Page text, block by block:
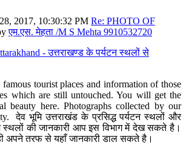
2017, 10:30:32 PM Re: PHOTO OF
एम.एस. मेहता /M S Mehta 9910532720
- उत्तराखण्ड के पर्यटन स्थलों से
tourist places and information of those
which are still untouched. You will get the
beauty here. Photographs collected by our
देव भूमि उत्तराखंड के प्रसिद्ध पर्यटन स्थलों और
की जानकारी आप इस विभाग में देख सकते है।
तरफ से यहाँ जानकारी डाल सकते है।